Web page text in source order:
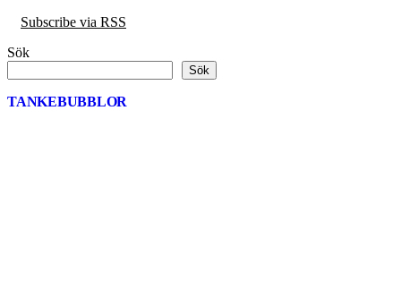
Subscribe via RSS
Sök
Sök
TANKEBUBBLOR